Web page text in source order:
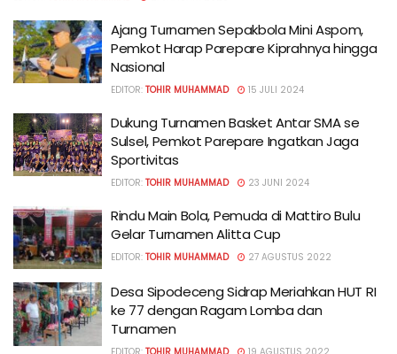
Ajang Turnamen Sepakbola Mini Aspom,
Pemkot Harap Parepare Kiprahnya hingga
Nasional
EDITOR: TOHIR MUHAMMAD 15 JULI 2024
Dukung Turnamen Basket Antar SMA se
Sulsel, Pemkot Parepare Ingatkan Jaga
Sportivitas
EDITOR: TOHIR MUHAMMAD 23 JUNI 2024
Rindu Main Bola, Pemuda di Mattiro Bulu
Gelar Turnamen Alitta Cup
EDITOR: TOHIR MUHAMMAD 27 AGUSTUS 2022
Desa Sipodeceng Sidrap Meriahkan HUT RI
ke 77 dengan Ragam Lomba dan
Turnamen